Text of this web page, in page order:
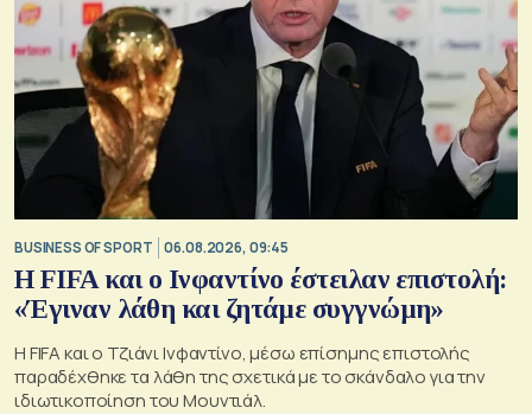
BUSINESS OF SPORT 06.08.2026, 09:45
Η FIFA και ο Ινφαντίνο έστειλαν επιστολή:
«Έγιναν λάθη και ζητάμε συγγνώμη»
Η FIFA και ο Τζιάνι Ινφαντίνο, μέσω επίσημης επιστολής
παραδέχθηκε τα λάθη της σχετικά με το σκάνδαλο για την
ιδιωτικοποίηση του Μουντιάλ.